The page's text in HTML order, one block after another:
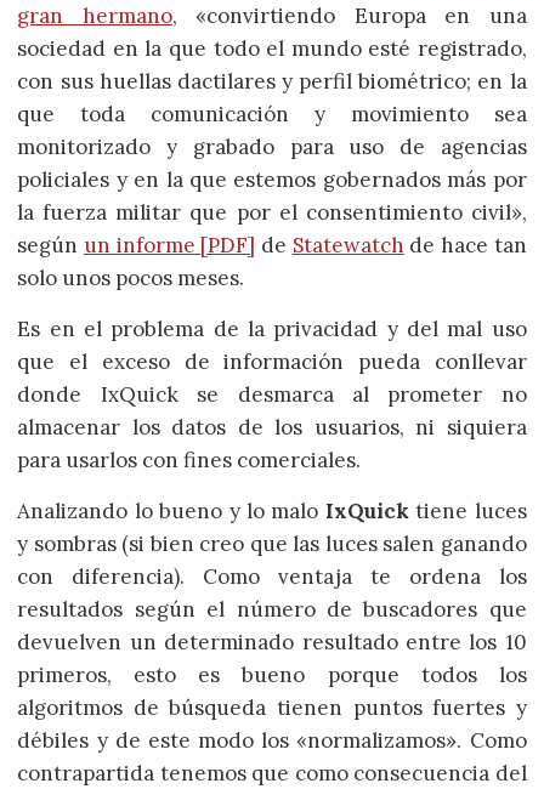
gran hermano, «convirtiendo Europa en una
sociedad en la que todo el mundo esté registrado,
con sus huellas dactilares y perfil biométrico; en la
que toda comunicación y movimiento sea
monitorizado y grabado para uso de agencias
policiales y en la que estemos gobernados más por
la fuerza militar que por el consentimiento civil»,
según un informe [PDF] de Statewatch de hace tan
solo unos pocos meses.
Es en el problema de la privacidad y del mal uso
que el exceso de información pueda conllevar
donde IxQuick se desmarca al prometer no
almacenar los datos de los usuarios, ni siquiera
para usarlos con fines comerciales.
Analizando lo bueno y lo malo IxQuicktiene luces
y sombras (si bien creo que las luces salen ganando
con diferencia). Como ventaja te ordena los
resultados según el número de buscadores que
devuelven un determinado resultado entre los 10
primeros, esto es bueno porque todos los
algoritmos de búsqueda tienen puntos fuertes y
débiles y de este modo los «normalizamos». Como
contrapartida tenemos que como consecuencia del